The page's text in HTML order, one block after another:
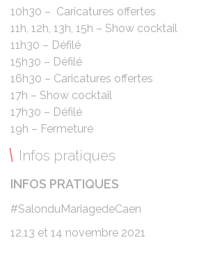
10h30 – Caricatures offertes
11h, 12h, 13h, 15h – Show cocktail
11h30 – Défilé
15h30 – Défilé
16h30 – Caricatures offertes
17h – Show cocktail
17h30 – Défilé
19h – Fermeture
Infos pratiques
INFOS PRATIQUES
#SalonduMariagedeCaen
12,13 et 14 novembre 2021